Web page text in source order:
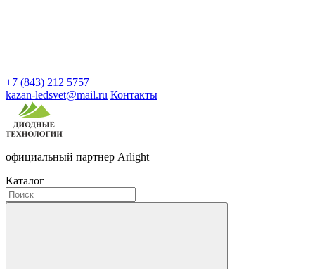
+7 (843) 212 5757
kazan-ledsvet@mail.ru Контакты
официальный партнер Arlight
Каталог